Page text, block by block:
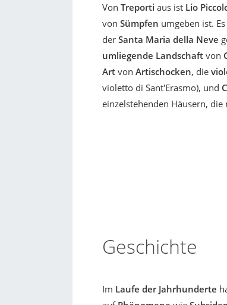
Von Treporti aus ist Lio
von Sümpfen umgeben ist.
der Santa Maria della Neve
umliegende Landschaft von
Art von Artischocken, die
violetto di Sant'Erasmo), und
einzelstehenden Häusern, die
Geschichte
Im Laufe der Jahrhunderte